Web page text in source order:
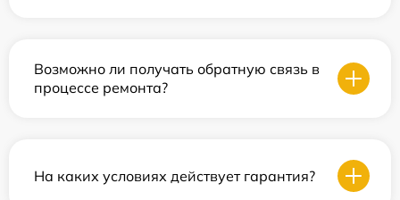
Возможно ли получать обратную связь в
процессе ремонта?
На каких условиях действует гарантия?